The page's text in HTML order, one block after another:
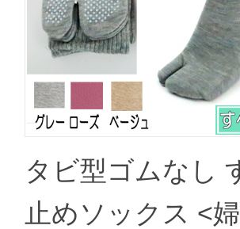
タビ型ゴムなし
止めソックス <